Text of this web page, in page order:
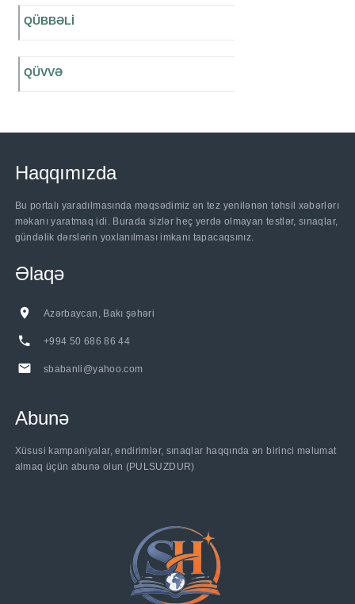
QÜBBƏLİ
QÜVVƏ
Haqqımızda
Bu portalı yaradılmasında məqsədimiz ən tez yenilənən təhsil xəbərlərı
məkanı yaratmaq idi. Burada sizlər heç yerdə olmayan testlər, sınaqlar,
gündəlik dərslərin yoxlanılması imkanı tapacaqsınız.
Əlaqə
Azərbaycan, Bakı şəhəri
+994 50 686 86 44
sbabanli@yahoo.com
Abunə
Xüsusi kampaniyalar, endirimlər, sınaqlar haqqında ən birinci məlumat
almaq üçün abunə olun (PULSUZDUR)